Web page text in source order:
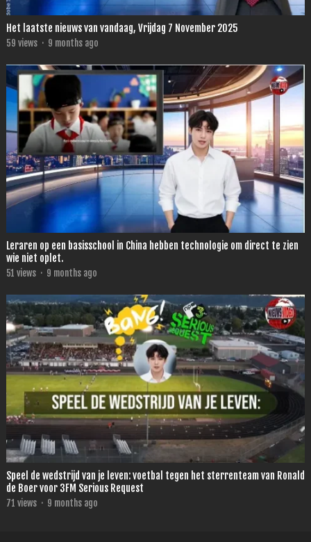
Het laatste nieuws van vandaag, Vrijdag 7 November 2025
59 views · 9 months ago
Leraren op een basisschool in China hebben technologie om direct te zien
wie niet oplet.
51 views · 9 months ago
Speel de wedstrijd van je leven: voetbal tegen het sterrenteam van Ronald
de Boer voor 3FM Serious Request
71 views · 9 months ago